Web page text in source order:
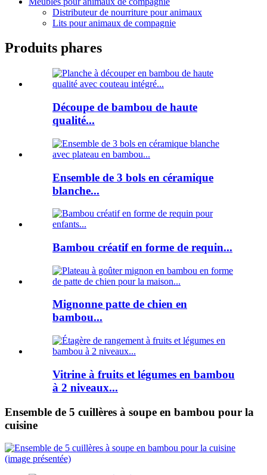
Distributeur de nourriture pour animaux
Lits pour animaux de compagnie
Produits phares
Découpe de bambou de haute
qualité...
Ensemble de 3 bols en céramique
blanche...
Bambou créatif en forme de requin...
Mignonne patte de chien en
bambou...
Vitrine à fruits et légumes en bambou
à 2 niveaux...
Ensemble de 5 cuillères à soupe en bambou pour la
cuisine